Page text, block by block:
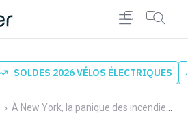
SOLDES 2026 VÉLOS ÉLECTRIQUES
À New York, la panique des incendies de batteries de vélos électriques… et des stations de recharge !